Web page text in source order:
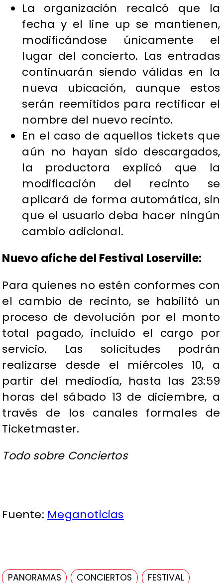
La organización recalcó que la
fecha y el line up se mantienen,
modificándose únicamente el
lugar del concierto. Las entradas
continuarán siendo válidas en la
nueva ubicación, aunque estos
serán reemitidos para rectificar el
nombre del nuevo recinto.
En el caso de aquellos tickets que
aún no hayan sido descargados,
la productora explicó que la
modificación del recinto se
aplicará de forma automática, sin
que el usuario deba hacer ningún
cambio adicional.
Nuevo afiche del Festival Loserville:
Para quienes no estén conformes con
el cambio de recinto, se habilitó un
proceso de devolución por el monto
total pagado, incluido el cargo por
servicio. Las solicitudes podrán
realizarse desde el miércoles 10, a
partir del mediodía, hasta las 23:59
horas del sábado 13 de diciembre, a
través de los canales formales de
Ticketmaster.
Todo sobre Conciertos
Fuente: Meganoticias
PANORAMAS CONCIERTOS FESTIVAL